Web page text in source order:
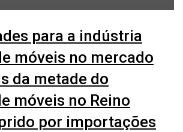
para a indústria
móveis no mercado
da metade do
móveis no Reino
por importações